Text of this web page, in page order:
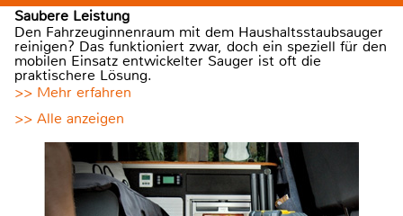
Saubere Leistung
Den Fahrzeuginnenraum mit dem Haushaltsstaubsauger
reinigen? Das funktioniert zwar, doch ein speziell für den
mobilen Einsatz entwickelter Sauger ist oft die
praktischere Lösung.
>> Mehr erfahren
>> Alle anzeigen